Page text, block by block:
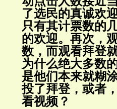
了选民的真诚欢
只有其计票数的
的欢迎。再次，
数，而观看拜登
为什么绝大多数
是他们本来就糊
投了拜登，或者
看视频？